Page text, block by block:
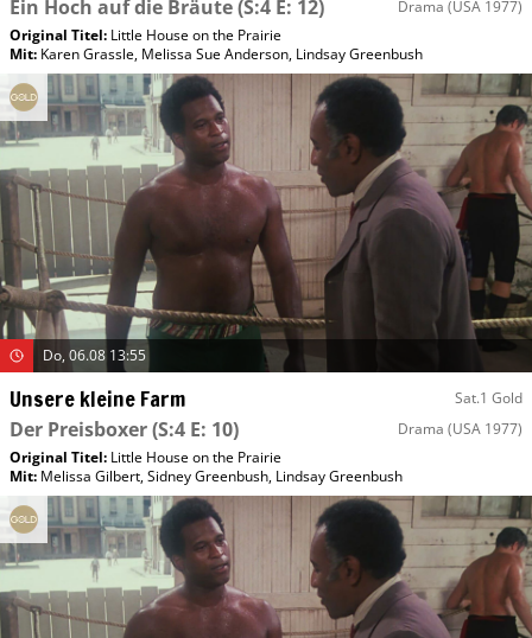
Ein Hoch auf die Bräute(S:4 E: 12) Drama (USA 1977)
Original Titel: Little House on the Prairie
Mit: Karen Grassle, Melissa Sue Anderson, Lindsay Greenbush
Do, 06.08 13:55
Unsere kleine Farm Sat.1 Gold
Der Preisboxer(S:4 E: 10) Drama (USA 1977)
Original Titel: Little House on the Prairie
Mit: Melissa Gilbert,Sidney Greenbush, Lindsay Greenbush